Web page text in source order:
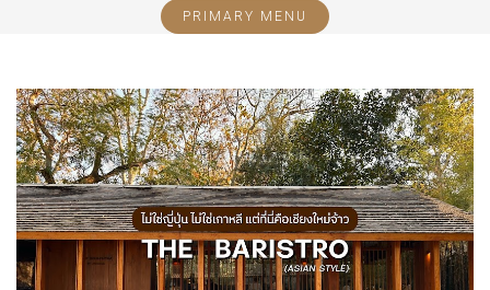
PRIMARY MENU